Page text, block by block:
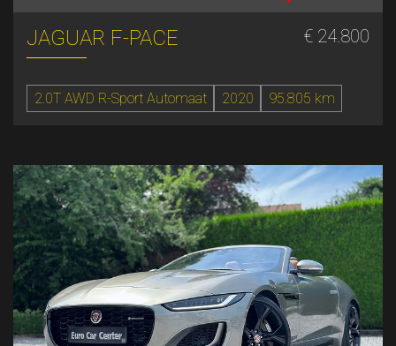
JAGUAR F-PACE € 24.800
2.0T AWD R-Sport Automaat 2020 95.805 km